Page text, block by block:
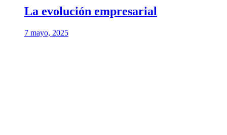
La evolución empresarial
7 mayo, 2025